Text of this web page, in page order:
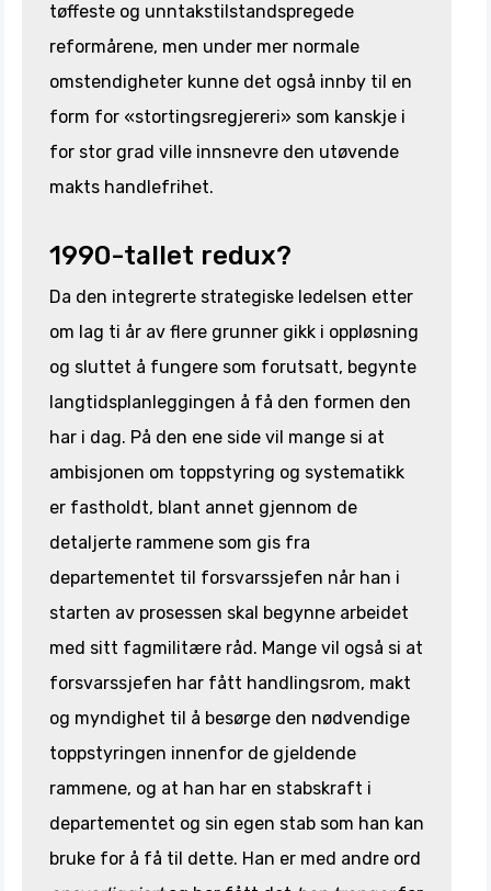
tøffeste og unntakstilstandspregede
reformårene, men under mer normale
omstendigheter kunne det også innby til en
form for «stortingsregjereri» som kanskje i
for stor grad ville innsnevre den utøvende
makts handlefrihet.
1990-tallet redux?
Da den integrerte strategiske ledelsen etter
om lag ti år av flere grunner gikk i oppløsning
og sluttet å fungere som forutsatt, begynte
langtidsplanleggingen å få den formen den
har i dag. På den ene side vil mange si at
ambisjonen om toppstyring og systematikk
er fastholdt, blant annet gjennom de
detaljerte rammene som gis fra
departementet til forsvarssjefen når han i
starten av prosessen skal begynne arbeidet
med sitt fagmilitære råd. Mange vil også si at
forsvarssjefen har fått handlingsrom, makt
og myndighet til å besørge den nødvendige
toppstyringen innenfor de gjeldende
rammene, og at han har en stabskraft i
departementet og sin egen stab som han kan
bruke for å få til dette. Han er med andre ord